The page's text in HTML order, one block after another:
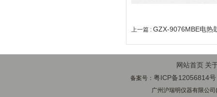
上一篇 : GZX-9076MBE电热
网站首页 关
备案号： 粤ICP备12056814号
广州沪瑞明仪器有限公